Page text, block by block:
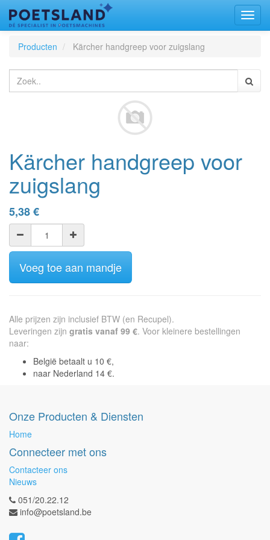
Producten
Kärcher handgreep voor zuigslang
Kärcher handgreep voor
zuigslang
5,38€
Voeg toe aan mandje
Alle prijzen zijn inclusief BTW (en Recupel).
Leveringen zijn gratis vanaf 99 €. Voor kleinere bestellingen
naar:
België betaalt u 10 €,
naar Nederland 14 €.
Onze Producten & Diensten
Home
Connecteer met ons
Contacteer ons
Nieuws
051/20.22.12
info@poetsland.be